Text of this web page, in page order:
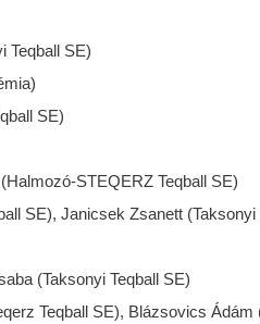
Teqball SE)
SE)
STEQERZ Teqball SE)
SE), Janicsek Zsanett (Taksonyi
(Taksonyi Teqball SE)
Teqball SE), Blázsovics Ádám